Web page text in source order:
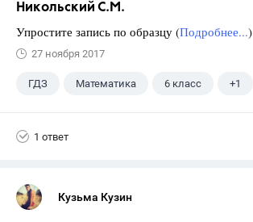
Никольский С.М.
Упростите запись по образцу (Подробнее...)
27 ноября 2017
ГДЗ Математика 6 класс +1
1 ответ
Кузьма Кузин